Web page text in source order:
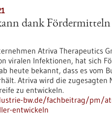
dank
Atriva Therapeutics
viralen Infektionen, hat sich
heute bekannt, dass es vom
Atriva wird die
zu entwickeln.
bw.de/fachbeitrag/pm/
entwickeln